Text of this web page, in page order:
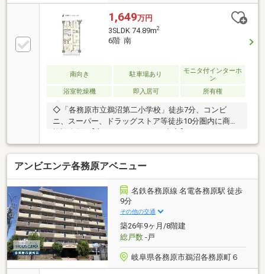
1,649万円
3SLDK 74.89m2
6階 南
南向き 駐車場あり
モニタ付インターホ
ン
浴室乾燥機
即入居可 所有権
◇「各務原市立鵜沼第二小学校」徒歩7分、コンビ
ニ、スーパー、ドラッグストア等徒歩10分圏内に商業
施設多数♪【主なリノベーション内容】・システムキ
ッチン交換(浄水器、食洗器付)・ユニットバス交換(浴
室暖房乾燥機、追い炊き機能付) ・トイレ交換(温水
洗浄便座付)・洗面化粧台交換(シャワーノズル付) ・
建具交換・クロス、フローリング貼替 ・クッション
フロア貼替・シューズボックス交換 ・分電盤交換・
和室→洋室に変更 ・ハウスクリーニング 他～空家
につき即日のご案内も可能！～お気兼ねなくお問合せ
くださいませ。住宅ローンやリフォームのご相談も承
ります！
アンビエンテ各務原アベニュー
名鉄各務原線 名電各務原駅 徒歩
9分
その他の交通
築26年9ヶ月/8階建
総戸数-戸
岐阜県各務原市鵜沼各務原町６